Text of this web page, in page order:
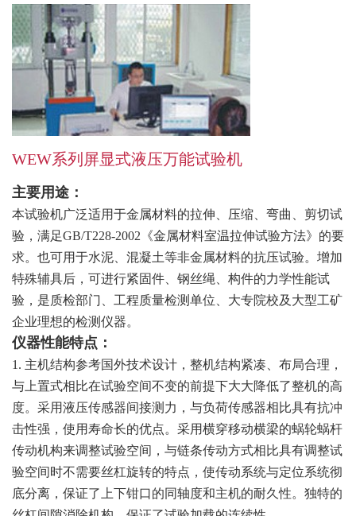
WEW系列屏显式液压万能试验机
主要用途：
本试验机广泛适用于金属材料的拉伸、压缩、弯曲、剪切试
验，满足GB/T228-2002《金属材料室温拉伸试验方法》的要
求。也可用于水泥、混凝土等非金属材料的抗压试验。增加
特殊辅具后，可进行紧固件、钢丝绳、构件的力学性能试
验，是质检部门、工程质量检测单位、大专院校及大型工矿
企业理想的检测仪器。
仪器性能特点：
1. 主机结构参考国外技术设计，整机结构紧凑、布局合理，
与上置式相比在试验空间不变的前提下大大降低了整机的高
度。采用液压传感器间接测力，与负荷传感器相比具有抗冲
击性强，使用寿命长的优点。采用横穿移动横梁的蜗轮蜗杆
传动机构来调整试验空间，与链条传动方式相比具有调整试
验空间时不需要丝杠旋转的特点，使传动系统与定位系统彻
底分离，保证了上下钳口的同轴度和主机的耐久性。独特的